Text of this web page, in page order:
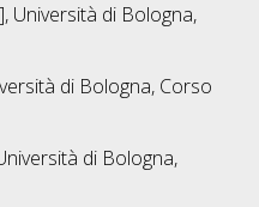
Università di Bologna,
di Bologna, Corso
di Bologna,